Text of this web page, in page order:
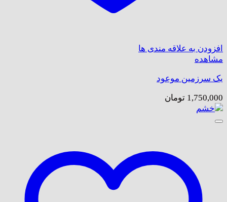
افزودن به علاقه مندی ها
مشاهده
یک سرزمین موعود
1,750,000 تومان